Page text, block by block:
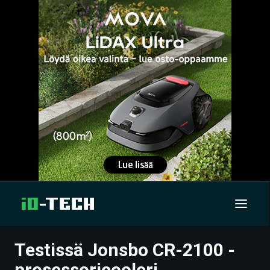
UUTISET
Testissä Jonsbo CR-2100 -